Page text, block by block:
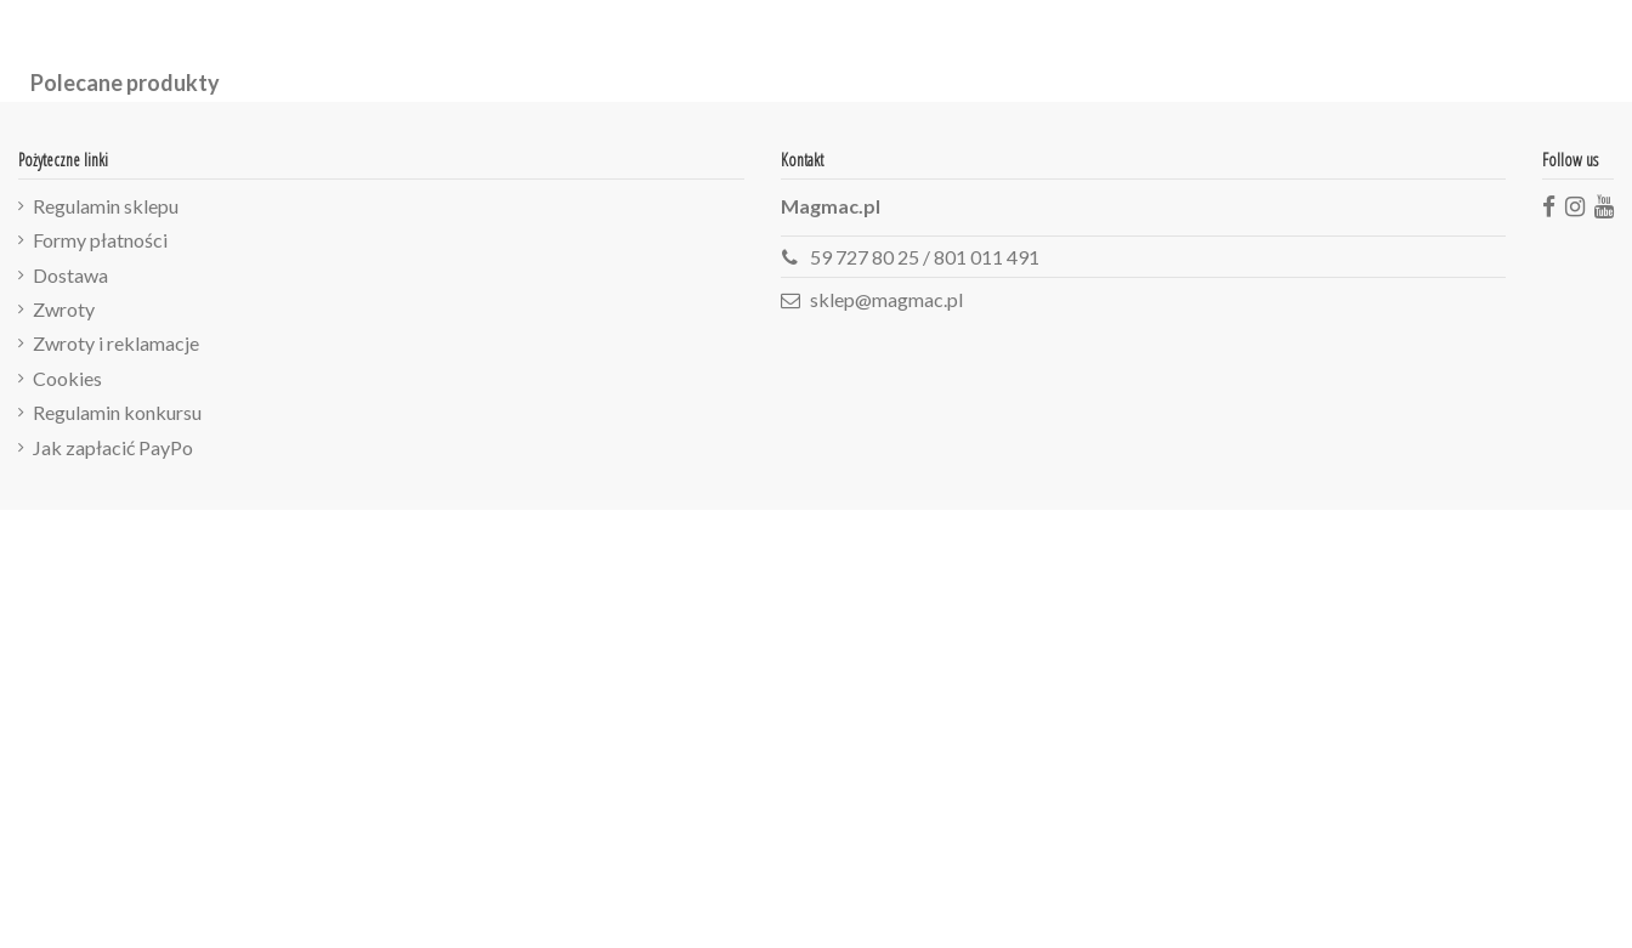
Polecane produkty
Pożyteczne linki
Regulamin sklepu
Formy płatności
Dostawa
Zwroty
Zwroty i reklamacje
Cookies
Regulamin konkursu
Jak zapłacić PayPo
Kontakt
Magmac.pl
59 727 80 25 / 801 011 491
sklep@magmac.pl
Follow us